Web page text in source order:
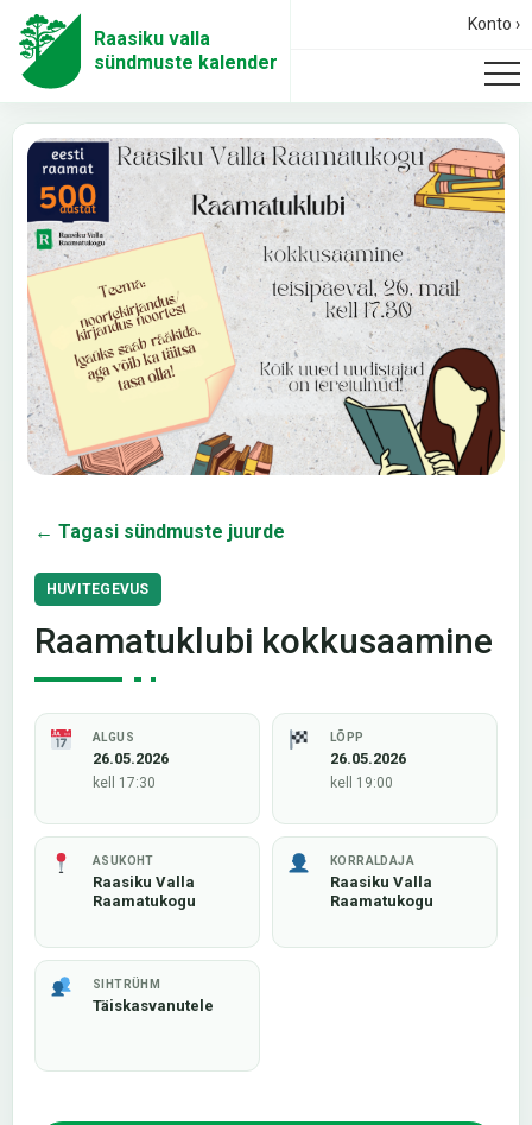
Raasiku valla
sündmuste kalender
Konto ›
← Tagasi sündmuste juurde
HUVITEGEVUS
Raamatuklubi kokkusaamine
ALGUS
26.05.2026
kell 17:30
LÕPP
26.05.2026
kell 19:00
ASUKOHT
Raasiku Valla
Raamatukogu
KORRALDAJA
Raasiku Valla
Raamatukogu
SIHTRÜHM
Täiskasvanutele